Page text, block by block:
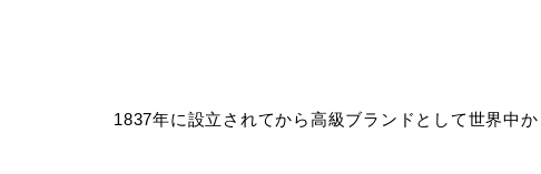
1837年に設立されてから高級ブランドとして世界中か